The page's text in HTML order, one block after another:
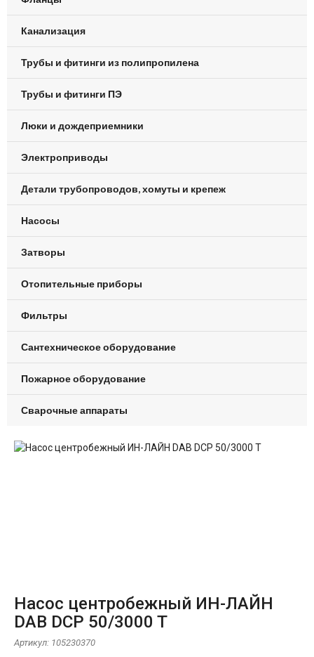
Канализация
Трубы и фитинги из полипропилена
Трубы и фитинги ПЭ
Люки и дождеприемники
Электроприводы
Детали трубопроводов, хомуты и крепеж
Насосы
Затворы
Отопительные приборы
Фильтры
Сантехническое оборудование
Пожарное оборудование
Сварочные аппараты
Насос центробежный ИН-ЛАЙН
DAB DCP 50/3000 T
Артикул: 105230370